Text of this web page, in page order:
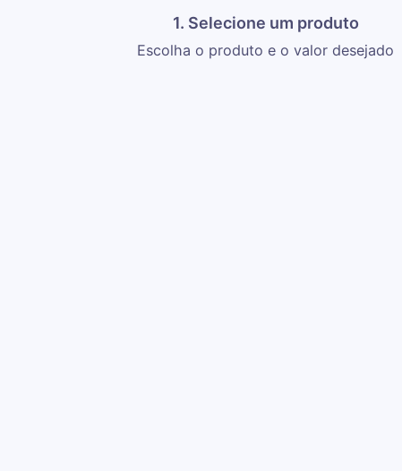
1. Selecione um produto
Escolha o produto e o valor desejado